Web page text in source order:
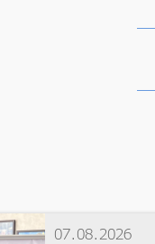
07.08.2026